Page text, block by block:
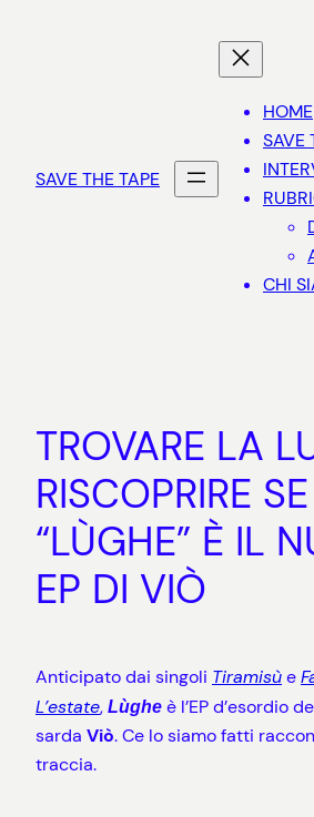
SAVE THE TAPE
HOME
SAVE
CHI
TROVARE LA
RISCOPRIRE
“LÙGHE” È IL
EP DI VIÒ
Anticipato dai singoli Tiramisùe
L’estate, Lùghe è l’EP d’esordio
sarda Viò. Ce lo siamo fatti
traccia.